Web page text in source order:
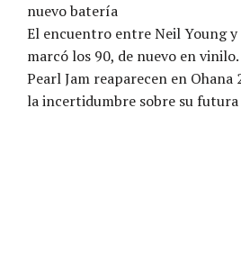
nuevo batería
El encuentro entre Neil Young y
marcó los 90, de nuevo en vinilo.
Pearl Jam reaparecen en Ohana
la incertidumbre sobre su